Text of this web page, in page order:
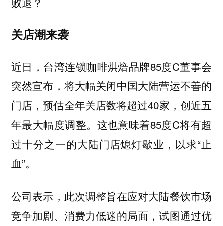
关店潮来袭
近日，台湾连锁咖啡烘焙品牌85度C董事会
突然宣布，将大幅关闭中国大陆营运不善的
门店，预估全年关店数将超过40家，创近五
年最大幅度调整。这也意味着85度C将有超
过十分之一的大陆门店熄灯歇业，以求“止
血”。
公司表示，此次调整旨在应对大陆餐饮市场
竞争加剧、消费力低迷的局面，试图通过优